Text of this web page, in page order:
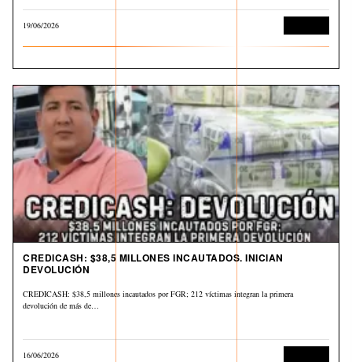
19/06/2026
CREDICASH: $38,5 MILLONES INCAUTADOS. INICIAN
DEVOLUCIÓN
CREDICASH: $38,5 millones incautados por FGR; 212 víctimas integran la primera
devolución de más de…
16/06/2026